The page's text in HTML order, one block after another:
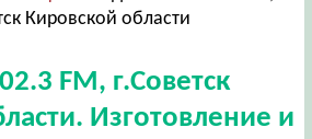
Кировской области
FM, г.Советск
Изготовление и